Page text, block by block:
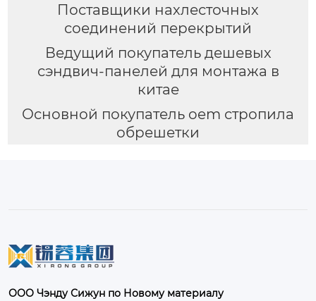
Поставщики нахлесточных
соединений перекрытий
Ведущий покупатель дешевых
сэндвич-панелей для монтажа в
китае
Основной покупатель oem стропила
обрешетки
ООО Чэнду Сижун по Новому материалу